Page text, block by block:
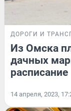
ДОРОГИ И
Из Омска
дачных
расписание
14 апреля, 2023,